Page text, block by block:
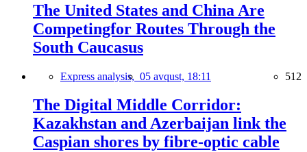
The United States and China Are
Competingfor Routes Through the
South Caucasus
Express analysis, 05 avqust, 18:11 512
The Digital Middle Corridor:
Kazakhstan and Azerbaijan link the
Caspian shores by fibre-optic cable